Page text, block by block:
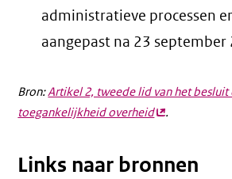
administratieve processen
aangepast na 23 september
Bron:Artikel 2, tweede lid van het
toegankelijkheid overheid(externe
.
Links naar bronnen